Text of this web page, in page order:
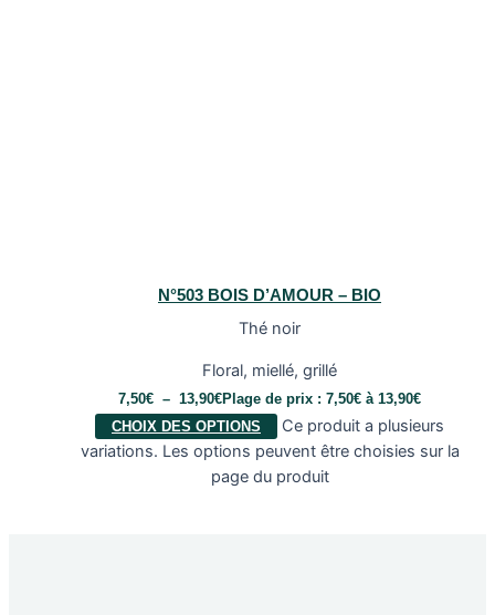
N°503 BOIS D’AMOUR – BIO
Thé noir
Floral, miellé, grillé
7,50€ – 13,90€Plage de prix : 7,50€ à 13,90€
CHOIX DES OPTIONS
Ce produit a plusieurs
variations. Les options peuvent être choisies sur la
page du produit